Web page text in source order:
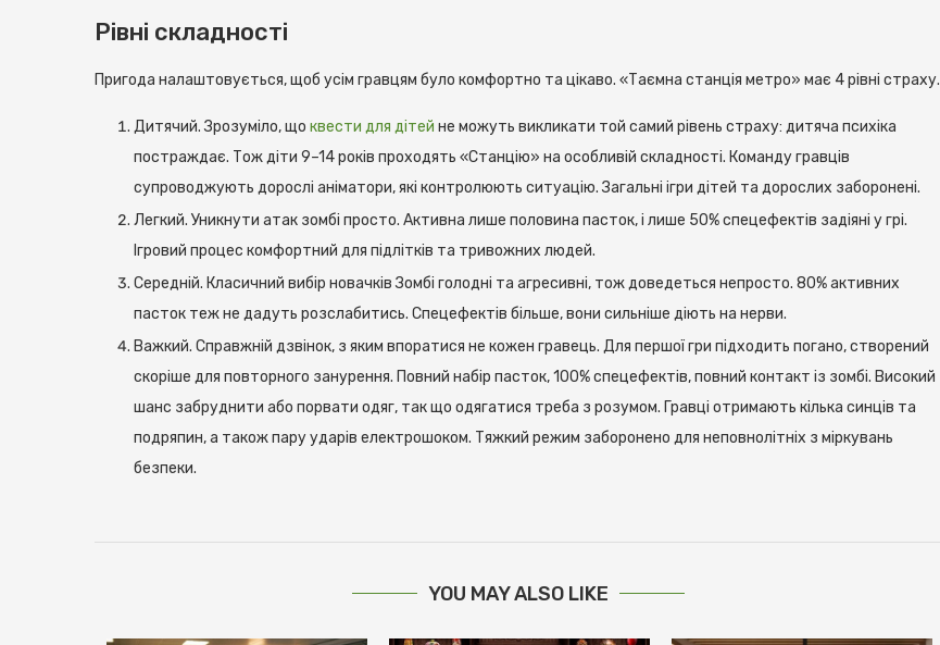
Рівні складності
Пригода налаштовується, щоб усім гравцям було комфортно та цікаво. «Таємна станція метро» має 4 рівні страху.
Дитячий. Зрозуміло, що квести для дітей не можуть викликати той самий рівень страху: дитяча психіка
постраждає. Тож діти 9–14 років проходять «Станцію» на особливій складності. Команду гравців
супроводжують дорослі аніматори, які контролюють ситуацію. Загальні ігри дітей та дорослих заборонені.
Легкий. Уникнути атак зомбі просто. Активна лише половина пасток, і лише 50% спецефектів задіяні у грі.
Ігровий процес комфортний для підлітків та тривожних людей.
Середній. Класичний вибір новачків Зомбі голодні та агресивні, тож доведеться непросто. 80% активних
пасток теж не дадуть розслабитись. Спецефектів більше, вони сильніше діють на нерви.
Важкий. Справжній дзвінок, з яким впоратися не кожен гравець. Для першої гри підходить погано, створений
скоріше для повторного занурення. Повний набір пасток, 100% спецефектів, повний контакт із зомбі. Високий
шанс забруднити або порвати одяг, так що одягатися треба з розумом. Гравці отримають кілька синців та
подряпин, а також пару ударів електрошоком. Тяжкий режим заборонено для неповнолітніх з міркувань
безпеки.
YOU MAY ALSO LIKE